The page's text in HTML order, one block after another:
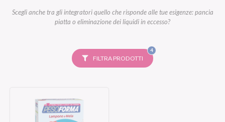
Scegli anche tra gli integratori quello che risponde alle tue esigenze: pancia
piatta o eliminazione dei liquidi in eccesso?
FILTRA PRODOTTI
4FILTRI
SELEZIONATI